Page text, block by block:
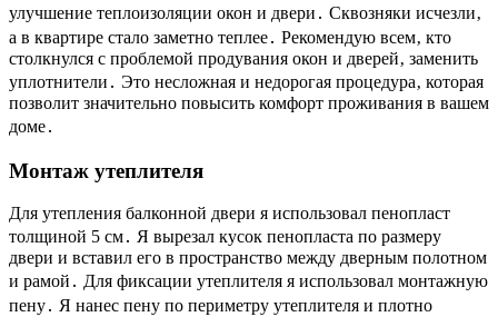
улучшение теплоизоляции окон и двери․ Сквозняки исчезли‚
а в квартире стало заметно теплее․ Рекомендую всем‚ кто
столкнулся с проблемой продувания окон и дверей‚ заменить
уплотнители․ Это несложная и недорогая процедура‚ которая
позволит значительно повысить комфорт проживания в вашем
доме․
Монтаж утеплителя
Для утепления балконной двери я использовал пенопласт
толщиной 5 см․ Я вырезал кусок пенопласта по размеру
двери и вставил его в пространство между дверным полотном
и рамой․ Для фиксации утеплителя я использовал монтажную
пену․ Я нанес пену по периметру утеплителя и плотно